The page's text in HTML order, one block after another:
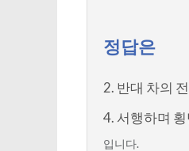
정답은
2. 반대 차의
4. 서행하며
입니다.